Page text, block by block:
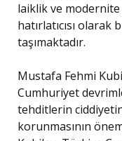
laiklik ve modernite
hatırlatıcısı
taşımaktadır.
Mustafa Fehmi
Cumhuriyet
tehditlerin
korunmasının